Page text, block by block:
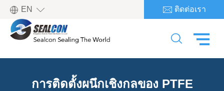
EN   ติดต่อเรา

การติดตั้งผนึกเชิงกลของ PTFE